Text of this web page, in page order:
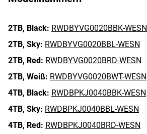
2TB, Black: RWDBYVG0020BBK-WESN
2TB, Sky: RWDBYVG0020BBL-WESN
2TB, Red: RWDBYVG0020BRD-WESN
2TB, Weiß: RWDBYVG0020BWT-WESN
4TB, Black: RWDBPKJ0040BBK-WESN
4TB, Sky: RWDBPKJ0040BBL-WESN
4TB, Red: RWDBPKJ0040BRD-WESN